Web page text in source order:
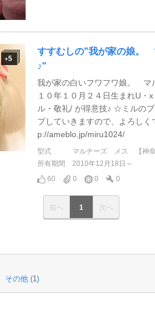
+5
すすむしの"我が家の娘。
♪"
我が家の白いフワフワ娘。 マ
１０年１０月２４日生まれU・
ル・敬礼/ が得意技♪ ☆ミルの
プしていきますので、よろ
p://ameblo.jp/miru1024/
型式
マルチーズ メス 【神奈
所有期間
2010年12月18日～
60
0 0 0
前へ 1 次へ
その他 (1)